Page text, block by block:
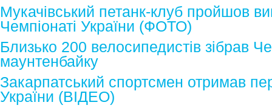
Мукачівський петанк-клуб пройшов
Чемпіонаті України (ФОТО)
Близько 200 велосипедистів зібрав
маунтенбайку
Закарпатський спортсмен отримав
України (ВІДЕО)